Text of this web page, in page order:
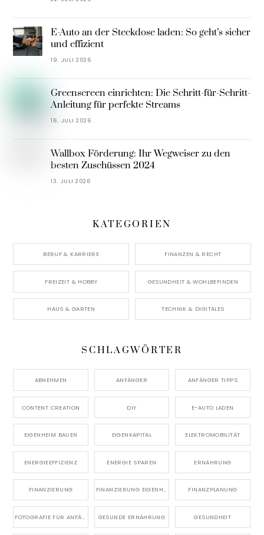
E-Auto an der Steckdose laden: So geht’s sicher
und effizient
19. JULI 2026
Greenscreen einrichten: Die Schritt-für-Schritt-
Anleitung für perfekte Streams
16. JULI 2026
Wallbox Förderung: Ihr Wegweiser zu den
besten Zuschüssen 2024
13. JULI 2026
KATEGORIEN
BERUF & KARRIERE FINANZEN & RECHT
FREIZEIT & HOBBY GESUNDHEIT & WOHLBEFINDEN
HAUS & GARTEN TECHNIK & DIGITALES
SCHLAGWÖRTER
ABNEHMEN ANFÄNGER ANFÄNGER TIPPS
CONTENT CREATION DIY E-AUTO LADEN
EIGENHEIM BAUEN EIGENKAPITAL ELEKTROMOBILITÄT
ENERGIEEFFIZIENZ ENERGIE SPAREN ERNÄHRUNG
FINANZIERUNG FINANZIERUNG EIGENHEIM FINANZPLANUNG
FOTOGRAFIE FÜR ANFÄNGER GESUNDE ERNÄHRUNG GESUNDHEIT